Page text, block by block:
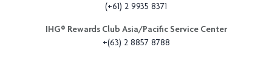
(+61) 2 9935 8371
IHG®️ Rewards Club Asia/Pacific Service Center
+(63) 2 8857 8788